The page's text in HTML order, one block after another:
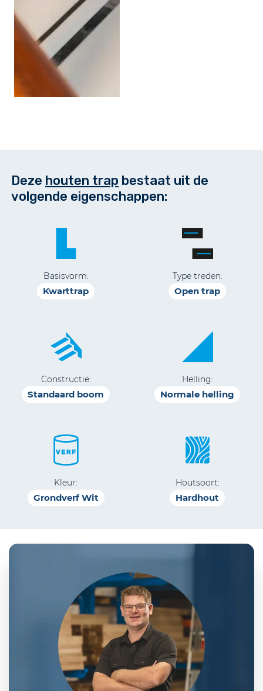
Deze houten trap bestaat uit de
volgende eigenschappen:
Basisvorm:
Kwarttrap
Type treden:
Open trap
Constructie:
Standaard boom
Helling:
Normale helling
Kleur:
Grondverf Wit
Houtsoort:
Hardhout